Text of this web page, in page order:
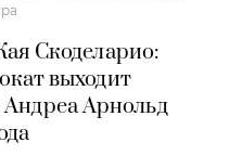
Скоделарио:
выходит
Андреа Арнольд